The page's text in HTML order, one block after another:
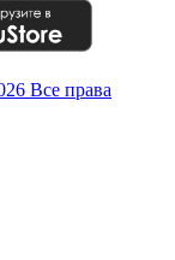
Все права